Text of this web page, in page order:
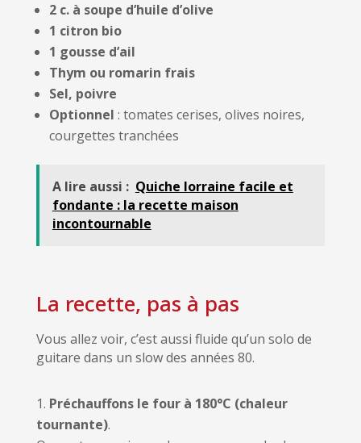
2 c. à soupe d’huile d’olive
1 citron bio
1 gousse d’ail
Thym ou romarin frais
Sel, poivre
Optionnel : tomates cerises, olives noires,
courgettes tranchées
A lire aussi : Quiche lorraine facile et
fondante : la recette maison
incontournable
La recette, pas à pas
Vous allez voir, c’est aussi fluide qu’un solo de
guitare dans un slow des années 80.
Préchauffons le four à 180°C (chaleur
tournante).